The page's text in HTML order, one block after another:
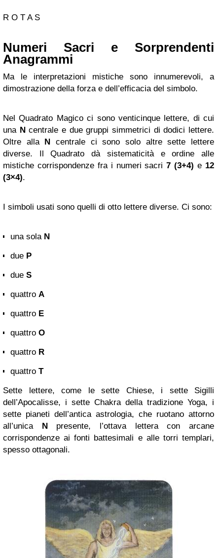
R O T A S
Numeri Sacri e Sorprendenti
Anagrammi
Ma le interpretazioni mistiche sono innumerevoli, a
dimostrazione della forza e dell’efficacia del simbolo.
Nel Quadrato Magico ci sono venticinque lettere, di cui
una N centrale e due gruppi simmetrici di dodici lettere.
Oltre alla
N
centrale ci sono solo altre sette lettere
diverse. Il Quadrato dà sistematicità e ordine alle
mistiche corrispondenze fra i numeri sacri7 (3+4) e 12
(3×4).
I simboli usati sono quelli di otto lettere diverse. Ci sono:
una sola N
due P
due S
quattro A
quattro E
quattro O
quattro R
quattro T
Sette lettere, come le sette Chiese, i sette Sigilli
dell’Apocalisse, i sette Chakra della tradizione Yoga, i
sette pianeti dell’antica astrologia, che ruotano attorno
all’unica
N
presente, l’ottava lettera con arcane
corrispondenze ai fonti battesimali e alle torri templari,
spesso ottagonali.